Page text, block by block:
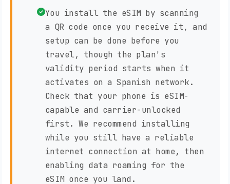
You install the eSIM by scanning
a QR code once you receive it, and
setup can be done before you
travel, though the plan's
validity period starts when it
activates on a Spanish network.
Check that your phone is eSIM-
capable and carrier-unlocked
first. We recommend installing
while you still have a reliable
internet connection at home, then
enabling data roaming for the
eSIM once you land.